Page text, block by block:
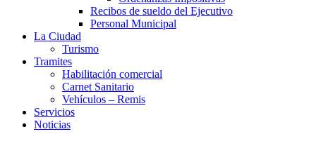
Recibos de sueldo del Ejecutivo
Personal Municipal
La Ciudad
Turismo
Tramites
Habilitación comercial
Carnet Sanitario
Vehículos – Remis
Servicios
Noticias